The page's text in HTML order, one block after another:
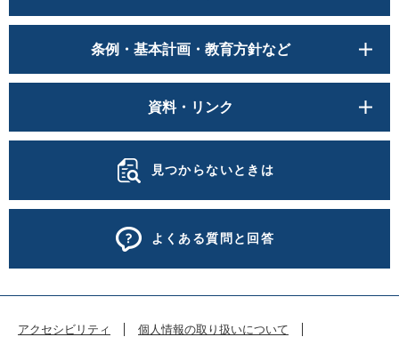
条例・基本計画・教育方針など
資料・リンク
見つからないときは
よくある質問と回答
アクセシビリティ 個人情報の取り扱いについて